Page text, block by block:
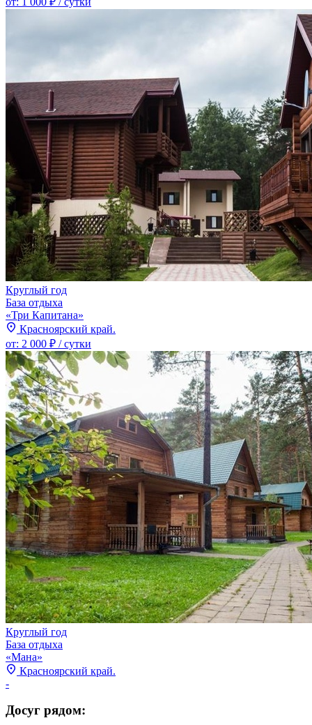
Круглый год
База отдыха
«Три Капитана»
Красноярский край.
от: 2 000 ₽ / сутки
Круглый год
База отдыха
«Мана»
Красноярский край.
-
Досуг рядом: